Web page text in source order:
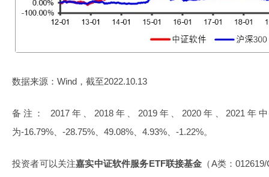
数据来源：Wind，截至2022.10.13
备注： 2017年、2018年、2019年、2020年、2021年
为-16.79%、-28.75%、49.08%、4.93%、-1.22%。
投资者可以关注嘉实中证软件服务ETF联接基金 （A类：